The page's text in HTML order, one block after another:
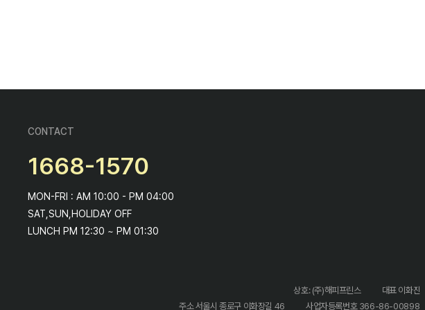
CONTACT
1668-1570
MON-FRI : AM 10:00 - PM 04:00
SAT,SUN,HOLIDAY OFF
LUNCH PM 12:30 ~ PM 01:30
상호: (주)해피프린스 대표 이화진
주소 서울시 종로구 이화장길 46
사업자등록번호 366-86-00898